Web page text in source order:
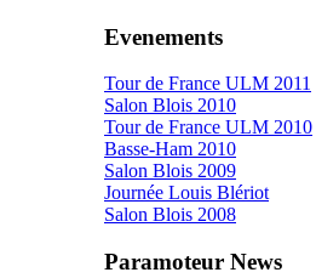
Evenements
Tour de France ULM 2011
Salon Blois 2010
Tour de France ULM 2010
Basse-Ham 2010
Salon Blois 2009
Journée Louis Blériot
Salon Blois 2008
Paramoteur News